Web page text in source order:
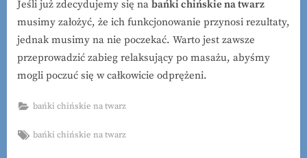
Jeśli już zdecydujemy się na bańki chińskie na twarz
musimy założyć, że ich funkcjonowanie przynosi rezultaty,
jednak musimy na nie poczekać. Warto jest zawsze
przeprowadzić zabieg relaksujący po masażu, abyśmy
mogli poczuć się w całkowicie odprężeni.
bańki chińskie na twarz
Tags:
bańki chińskie na twarz